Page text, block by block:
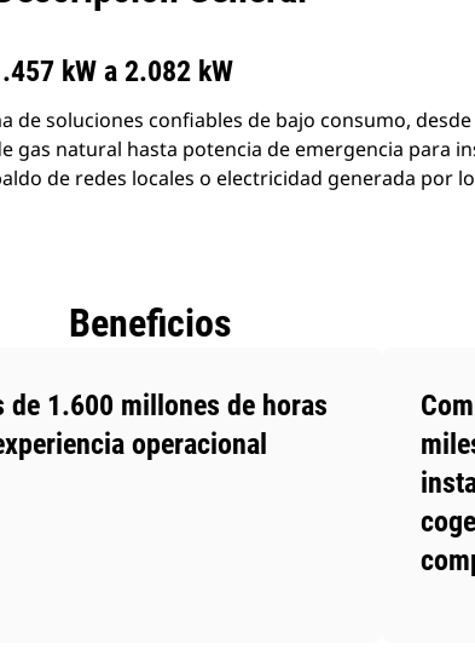
kW a 2.082 kW
de soluciones confiables de bajo consumo,
gas natural hasta potencia de emergencia para
de redes locales o electricidad generada por
Beneficios
de 1.600 millones de horas
operacional